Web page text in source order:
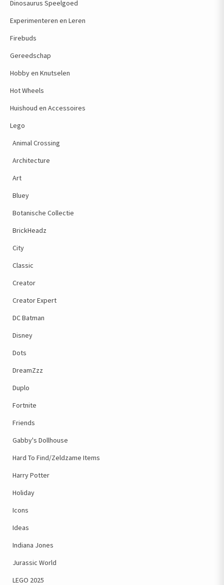
Dinosaurus Speelgoed
Experimenteren en Leren
Firebuds
Gereedschap
Hobby en Knutselen
Hot Wheels
Huishoud en Accessoires
Lego
Animal Crossing
Architecture
Art
Bluey
Botanische Collectie
BrickHeadz
City
Classic
Creator
Creator Expert
DC Batman
Disney
Dots
DreamZzz
Duplo
Fortnite
Friends
Gabby's Dollhouse
Hard To Find/Zeldzame Items
Harry Potter
Holiday
Icons
Ideas
Indiana Jones
Jurassic World
LEGO 2025